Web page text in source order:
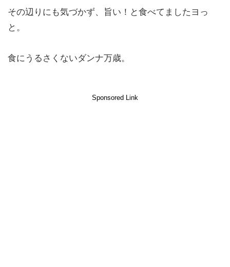
その辺りにも気づかず、旨い！と食べてましたヨっ
と。
食にうるさくないダンナ万歳。
Sponsored Link